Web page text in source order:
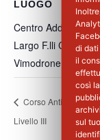
LUOGO
Centro
Largo F.lli Cervi, 8
Vimodrone
MI
Corso Antincendio
Livello III
di
il
così
sul